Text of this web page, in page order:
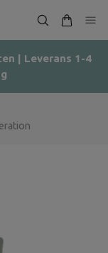
| Leverans 1-4